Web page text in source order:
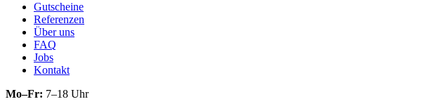
Gutscheine
Referenzen
Über uns
FAQ
Jobs
Kontakt
Mo–Fr: 7–18 Uhr